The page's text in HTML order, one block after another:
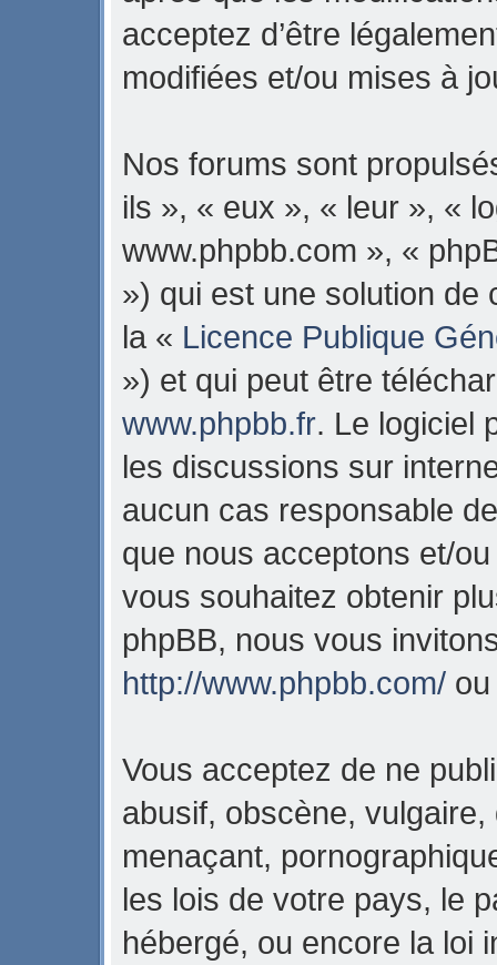
acceptez d’être
modifiées et/ou mises à
Nos forums sont
ils », « eux », « leur », «
www.phpbb.com », «
») qui est une solution de
la « Licence Publique
») et qui peut être
www.phpbb.fr. Le logiciel
les discussions sur
aucun cas responsable
que nous acceptons et/
vous souhaitez obtenir
phpBB, nous vous
http://www.phpbb.com/
Vous acceptez de ne
abusif, obscène,
menaçant,
les lois de votre pays, le
hébergé, ou encore la loi